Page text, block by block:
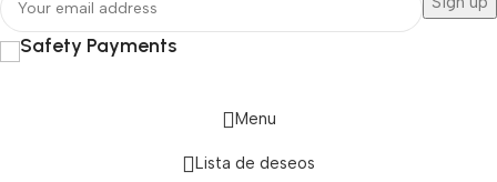
Safety Payments
Menu
Lista de deseos